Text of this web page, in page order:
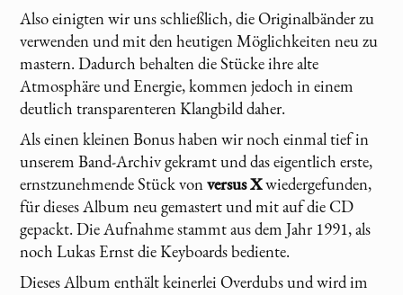
Also einigten wir uns schließlich, die Originalbänder zu
verwenden und mit den heutigen Möglichkeiten neu zu
mastern. Dadurch behalten die Stücke ihre alte
Atmosphäre und Energie, kommen jedoch in einem
deutlich transparenteren Klangbild daher.
Als einen kleinen Bonus haben wir noch einmal tief in
unserem Band-Archiv gekramt und das eigentlich erste,
ernstzunehmende Stück vonversus Xwiedergefunden,
für dieses Album neu gemastert und mit auf die CD
gepackt. Die Aufnahme stammt aus dem Jahr 1991, als
noch Lukas Ernst die Keyboards bediente.
Dieses Album enthält keinerlei Overdubs und wird im